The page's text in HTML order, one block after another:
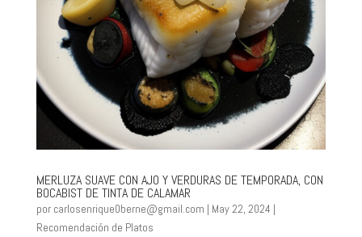
MERLUZA SUAVE CON AJO Y VERDURAS DE TEMPORADA, CON
BOCABIST DE TINTA DE CALAMAR
por carlosenrique0berne@gmail.com | May 22, 2024 |
Recomendación de Platos